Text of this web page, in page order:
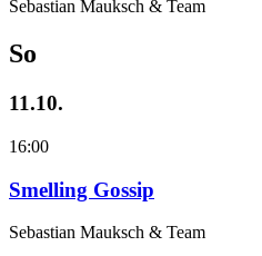
Sebastian Mauksch & Team
So
11.10.
16:00
Smelling Gossip
Sebastian Mauksch & Team